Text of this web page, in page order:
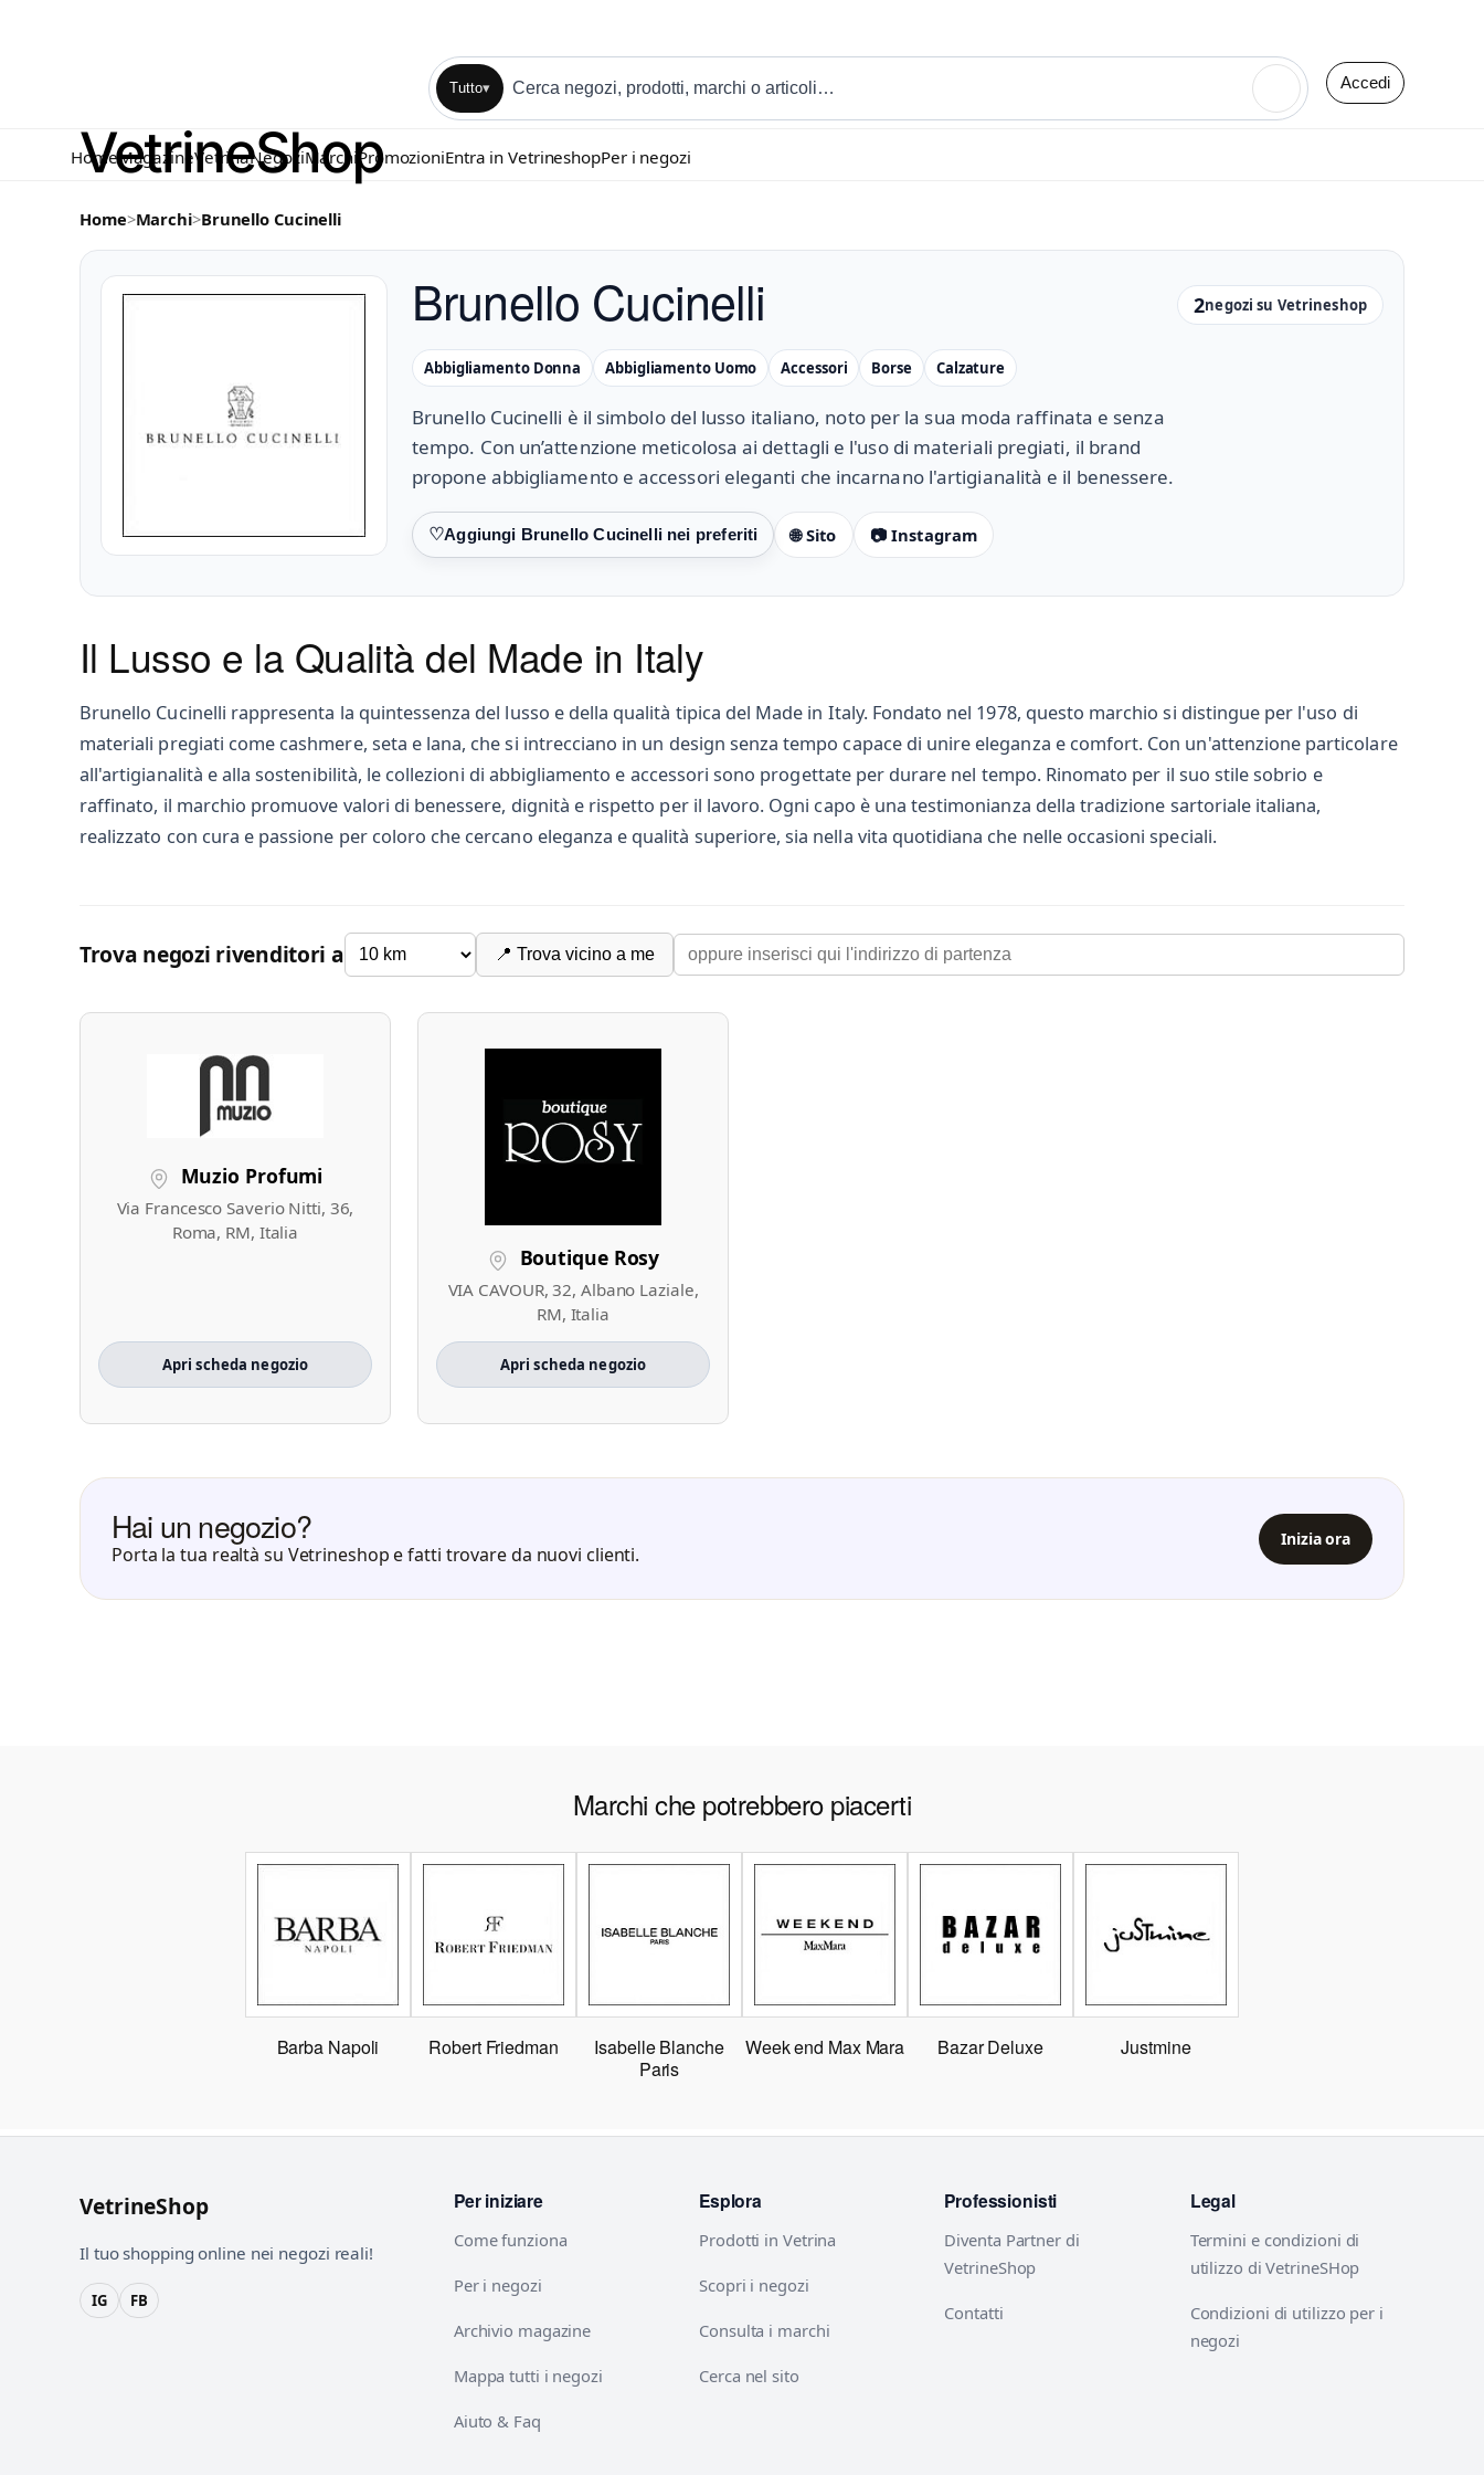
Tutto▾ Accedi
HomeMagazineVetrinaNegoziMarchi PromozioniEntra in VetrineshopPer i negozi
Home>Marchi>Brunello Cucinelli
Brunello Cucinelli 2negozi su Vetrineshop
Abbigliamento Donna Abbigliamento Uomo Accessori Borse Calzature
Brunello Cucinelli è il simbolo del lusso italiano, noto per la sua moda raffinata e senza
tempo. Con un’attenzione meticolosa ai dettagli e l'uso di materiali pregiati, il brand
propone abbigliamento e accessori eleganti che incarnano l'artigianalità e il benessere.
Preferiti 🌐 Sito 📷 Instagram
Il Lusso e la Qualità del Made in Italy
Brunello Cucinelli rappresenta la quintessenza del lusso e della qualità tipica del Made in Italy. Fondato nel 1978, questo marchio si distingue per l'uso di
materiali pregiati come cashmere, seta e lana, che si intrecciano in un design senza tempo capace di unire eleganza e comfort. Con un'attenzione particolare
all'artigianalità e alla sostenibilità, le collezioni di abbigliamento e accessori sono progettate per durare nel tempo. Rinomato per il suo stile sobrio e
raffinato, il marchio promuove valori di benessere, dignità e rispetto per il lavoro. Ogni capo è una testimonianza della tradizione sartoriale italiana,
realizzato con cura e passione per coloro che cercano eleganza e qualità superiore, sia nella vita quotidiana che nelle occasioni speciali.
Trova negozi rivenditori a 📍 Trova vicino a me
Muzio Profumi
Via Francesco Saverio Nitti, 36,
Roma, RM, Italia
Apri scheda negozio
Boutique Rosy
VIA CAVOUR, 32, Albano Laziale,
RM, Italia
Apri scheda negozio
Hai un negozio?
Porta la tua realtà su Vetrineshop e fatti trovare da nuovi clienti.
Inizia ora
Marchi che potrebbero piacerti
Barba Napoli Robert Friedman
Isabelle Blanche
Paris
Week end Max Mara Bazar Deluxe Justmine
VetrineShop
Il tuo shopping online nei negozi reali!
IG FB
Per iniziare
Come funziona
Per i negozi
Archivio magazine
Mappa tutti i negozi
Aiuto & Faq
Esplora
Prodotti in Vetrina
Scopri i negozi
Consulta i marchi
Cerca nel sito
Professionisti
Diventa Partner di
VetrineShop
Contatti
Legal
Termini e condizioni di
utilizzo di VetrineSHop
Condizioni di utilizzo per i
negozi